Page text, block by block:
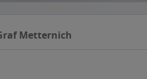
Metternich